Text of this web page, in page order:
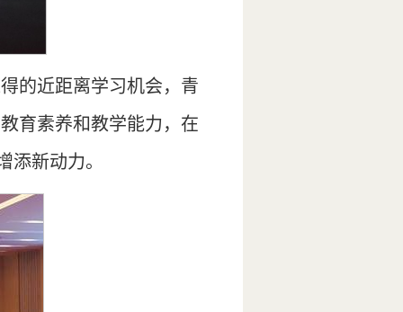
的近距离学习机会，青
育素养和教学能力，在
添新动力。